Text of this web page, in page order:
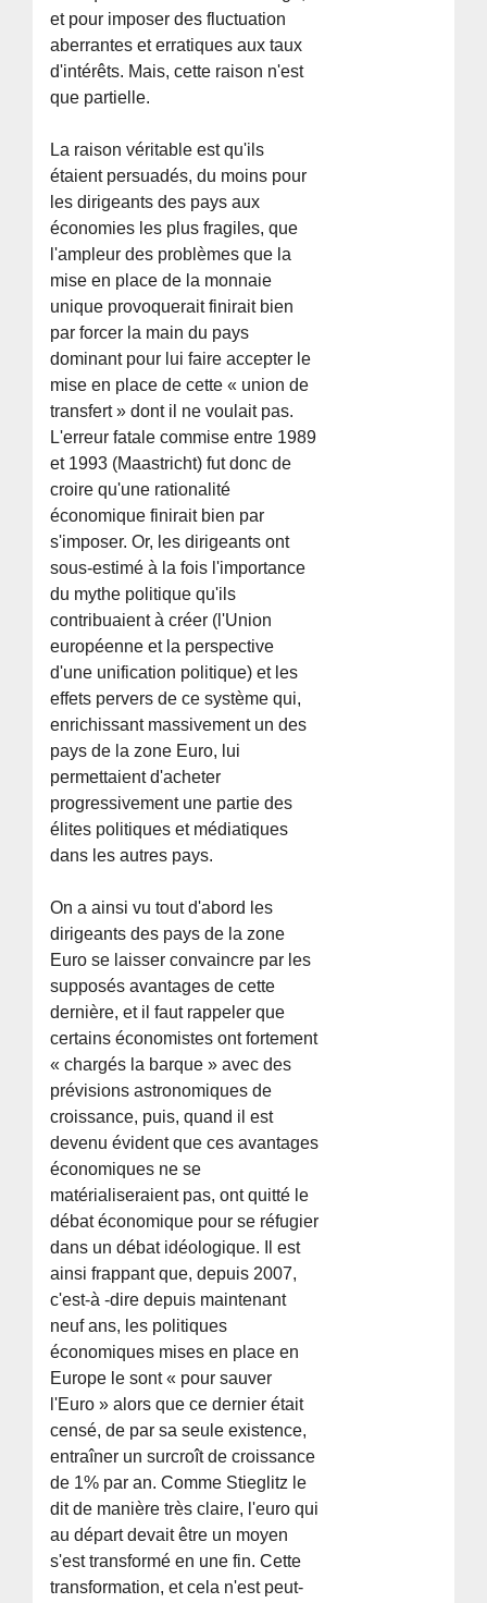
et pour imposer des fluctuation
aberrantes et erratiques aux taux
d'intérêts. Mais, cette raison n'est
que partielle.
La raison véritable est qu'ils
étaient persuadés, du moins pour
les dirigeants des pays aux
économies les plus fragiles, que
l'ampleur des problèmes que la
mise en place de la monnaie
unique provoquerait finirait bien
par forcer la main du pays
dominant pour lui faire accepter le
mise en place de cette « union de
transfert » dont il ne voulait pas.
L'erreur fatale commise entre 1989
et 1993 (Maastricht) fut donc de
croire qu'une rationalité
économique finirait bien par
s'imposer. Or, les dirigeants ont
sous-estimé à la fois l'importance
du mythe politique qu'ils
contribuaient à créer (l'Union
européenne et la perspective
d'une unification politique) et les
effets pervers de ce système qui,
enrichissant massivement un des
pays de la zone Euro, lui
permettaient d'acheter
progressivement une partie des
élites politiques et médiatiques
dans les autres pays.
On a ainsi vu tout d'abord les
dirigeants des pays de la zone
Euro se laisser convaincre par les
supposés avantages de cette
dernière, et il faut rappeler que
certains économistes ont fortement
« chargés la barque » avec des
prévisions astronomiques de
croissance, puis, quand il est
devenu évident que ces avantages
économiques ne se
matérialiseraient pas, ont quitté le
débat économique pour se réfugier
dans un débat idéologique. Il est
ainsi frappant que, depuis 2007,
c'est-à -dire depuis maintenant
neuf ans, les politiques
économiques mises en place en
Europe le sont « pour sauver
l'Euro » alors que ce dernier était
censé, de par sa seule existence,
entraîner un surcroît de croissance
de 1% par an. Comme Stieglitz le
dit de manière très claire, l'euro qui
au départ devait être un moyen
s'est transformé en une fin. Cette
transformation, et cela n'est peut-